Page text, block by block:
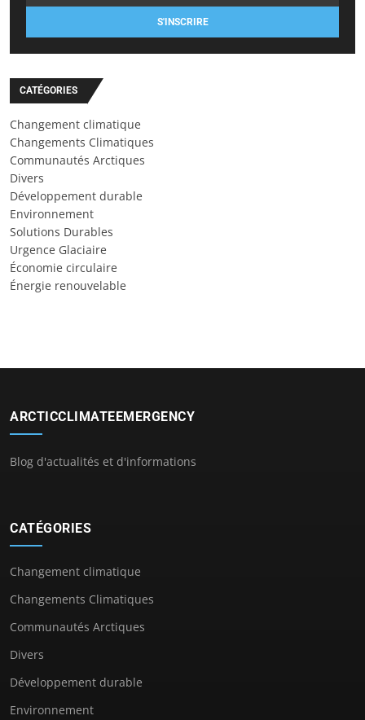
S'INSCRIRE
CATÉGORIES
Changement climatique
Changements Climatiques
Communautés Arctiques
Divers
Développement durable
Environnement
Solutions Durables
Urgence Glaciaire
Économie circulaire
Énergie renouvelable
ARCTICCLIMATEEMERGENCY
Blog d'actualités et d'informations
CATÉGORIES
Changement climatique
Changements Climatiques
Communautés Arctiques
Divers
Développement durable
Environnement